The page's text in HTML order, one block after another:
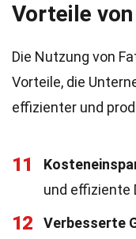
Vorteile
Die Nutzung von
Vorteile, die
effizienter und
11
und effiziente
12 Verbesserte